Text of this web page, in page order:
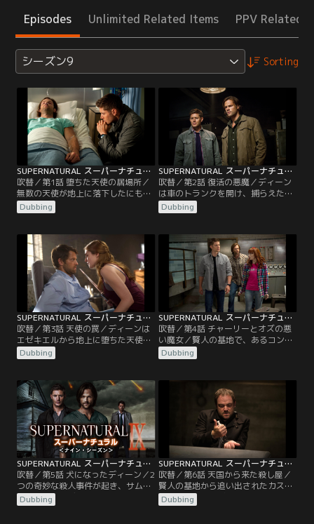
Episodes Unlimited Related Items PPV Related
シーズン9 Sorting
SUPERNATURAL スーパーナチュラル シーズン9 第01話／吹替
吹替／第1話 堕ちた天使の居場所／
無数の天使が地上に落下したにもか
かわらず、流星の落下だと報道され
ていた。そんな中、サムが倒れ昏睡
が余命いくばくもないことをディー
ンに告げるのだった。だがサムを救
いたいディーンは地上の天使全員に
向けてSOSを発信し、その呼びかけ
に応えてエゼキエルという天使が現
れる。
Dubbing
SUPERNATURAL スーパーナチュラル シーズン9 第02話／吹替
吹替／第2話 復活の悪魔／ディーン
は車のトランクを開け、捕らえたク
ラウリーの姿を見せてサムを驚か
す。そのころ、悪魔のまじないによ
その後、賢人の基地に着いたサムと
ディーンはケビンと再会するが、ケ
ビンは宿敵クラウリーを見て凍りつ
く。激怒するケビンに、兄弟は悪魔
を一掃するためにクラウリーを生か
しておく必要があると言い…。
Dubbing
SUPERNATURAL スーパーナチュラル シーズン9 第03話／吹替
吹替／第3話 天使の罠／ディーンは
エゼキエルから地上に堕ちた天使た
ちが新たな派閥を作り、カスティエ
ルを追っているという情報を得る。
うため、天使たちより先にカスティ
エルの居場所を突き止めようと動き
出すのだった。一方、あるホームレ
スの支援施設に身を寄せていたカス
ティエルはついに天使の工作員に見
つかってしまう。
Dubbing
SUPERNATURAL スーパーナチュラル シーズン9 第04話／吹替
吹替／第4話 チャーリーとオズの悪
い魔女／賢人の基地で、あるコンピ
ューターの存在に気づき始めたサム
とディーン。天使が落下した時に基
を正確に記録していた。兄弟はコン
ピューターを使えば天使の居場所が
突き止められ、追跡をかわせるので
はないかと考える。そこで最強の助
っ人としてIT関係に強いチャーリー
を呼び出す。だが…。
Dubbing
SUPERNATURAL スーパーナチュラル シーズン9 第05話／吹替
吹替／第5話 犬になったディーン／2
つの奇妙な殺人事件が起き、サムは
気乗りしないディーンを連れて調査
を始める。事件現場に赴いた兄弟
Dubbing
SUPERNATURAL スーパーナチュラル シーズン9 第06話／吹替
吹替／第6話 天国から来た殺し屋／
賢人の基地から追い出されたカステ
ィエルは、コンビニエンスストアで
の販売員の職を見つけて人間として
Dubbing